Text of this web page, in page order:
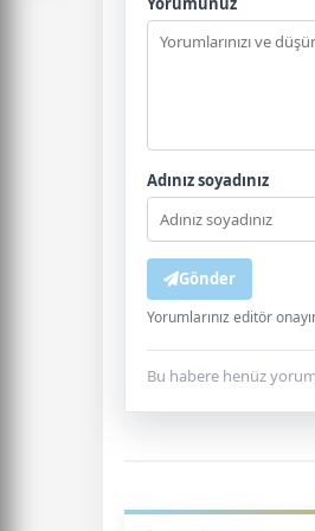
Adınız soyadınız
Gönder
Yorumlarınız editör
Bu habere henüz